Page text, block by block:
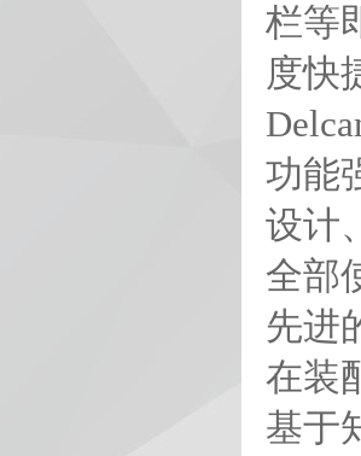
栏等
度快
功能
设计
全部
先进
在装
基于